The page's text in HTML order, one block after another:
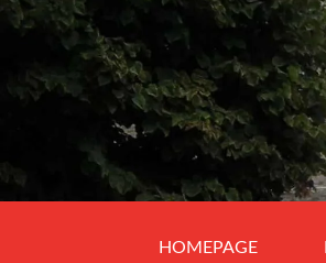
HOMEPAGE